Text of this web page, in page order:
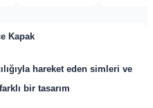
Kapak
hareket eden simleri ve
bir tasarım